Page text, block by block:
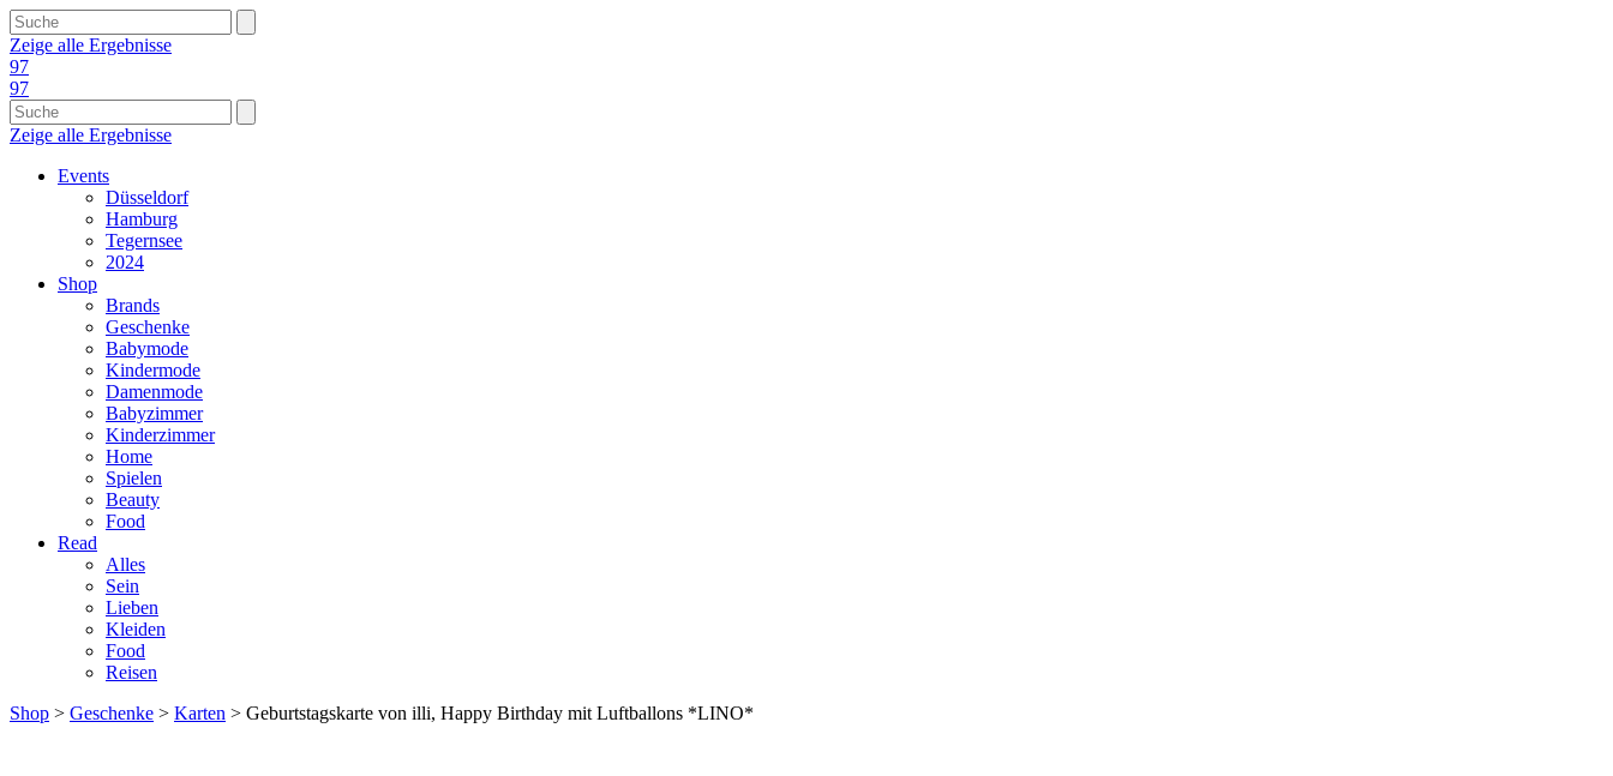
Zeige alle Ergebnisse
97
97
Zeige alle Ergebnisse
Events
Düsseldorf
Hamburg
Tegernsee
2024
Shop
Brands
Geschenke
Babymode
Kindermode
Damenmode
Babyzimmer
Kinderzimmer
Home
Spielen
Beauty
Food
Read
Alles
Sein
Lieben
Kleiden
Food
Reisen
Shop > Geschenke > Karten > Geburtstagskarte von illi, Happy Birthday mit Luftballons *LINO*